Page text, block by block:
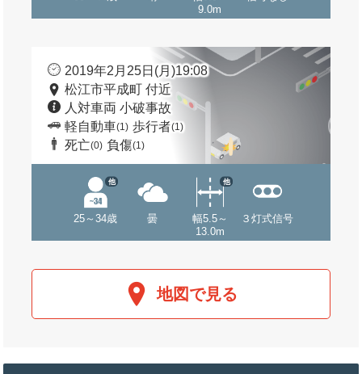
9.0m
2019年2月25日(月)19:08
松江市平成町 付近
人対車両 小破事故
軽自動車(1) 歩行者(1)
死亡(0) 負傷(1)
25～34歳
他
曇
幅5.5～
13.0m
他
３灯式信号
地図で見る